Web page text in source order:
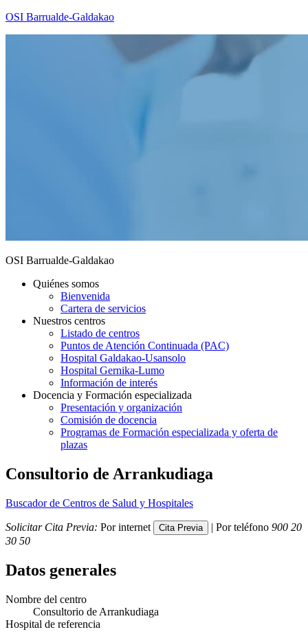
OSI Barrualde-Galdakao
OSI Barrualde-Galdakao
Quiénes somos
Bienvenida
Cartera de servicios
Nuestros centros
Listado de centros
Puntos de Atención Continuada (PAC)
Hospital Galdakao-Usansolo
Hospital Gernika-Lumo
Información de interés
Docencia y Formación especializada
Presentación y organización
Comisión de docencia
Programas de Formación especializada y oferta de
plazas
Consultorio de Arrankudiaga
Buscador de Centros de Salud y Hospitales
Solicitar Cita Previa: Por internet | Por teléfono 900 20
30 50
Datos generales
Nombre del centro
Consultorio de Arrankudiaga
Hospital de referencia